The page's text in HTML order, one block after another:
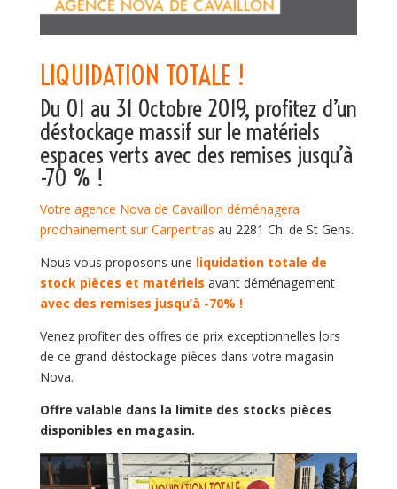
LIQUIDATION TOTALE !
Du 01 au 31 Octobre 2019, profitez d’un
déstockage massif sur le matériels
espaces verts avec des remises jusqu’à
-70 % !
Votre agence Nova de Cavaillon déménagera
prochainement sur Carpentras au 2281 Ch. de St Gens.
Nous vous proposons une liquidation totale de
stock pièces et matériels avant déménagement
avec des remises jusqu’à -70% !
Venez profiter des offres de prix exceptionnelles lors
de ce grand déstockage pièces dans votre magasin
Nova.
Offre valable dans la limite des stocks pièces
disponibles en magasin.